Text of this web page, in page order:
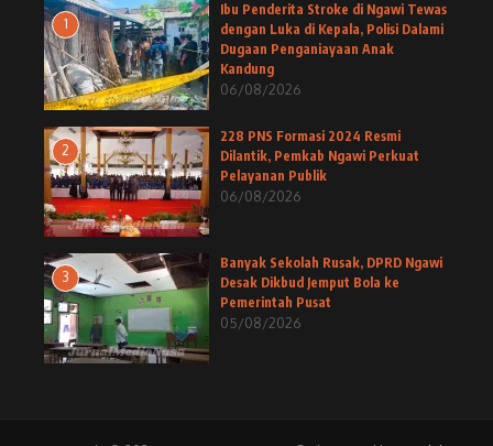
1
Ibu Penderita Stroke di Ngawi Tewas
dengan Luka di Kepala, Polisi Dalami
Dugaan Penganiayaan Anak
Kandung
06/08/2026
2
228 PNS Formasi 2024 Resmi
Dilantik, Pemkab Ngawi Perkuat
Pelayanan Publik
06/08/2026
3
Banyak Sekolah Rusak, DPRD Ngawi
Desak Dikbud Jemput Bola ke
Pemerintah Pusat
05/08/2026